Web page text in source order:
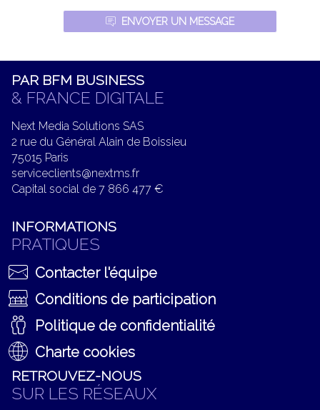
ENVOYER UN MESSAGE
PAR BFM BUSINESS
& FRANCE DIGITALE
Next Media Solutions SAS
2 rue du Général Alain de Boissieu
75015 Paris
serviceclients@nextms.fr
Capital social de 7 866 477 €
INFORMATIONS
PRATIQUES
Contacter l'équipe
Conditions de participation
Politique de confidentialité
Charte cookies
RETROUVEZ-NOUS
SUR LES RÉSEAUX